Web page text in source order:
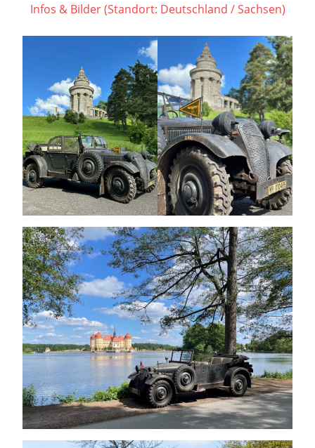
Infos & Bilder (Standort: Deutschland / Sachsen)